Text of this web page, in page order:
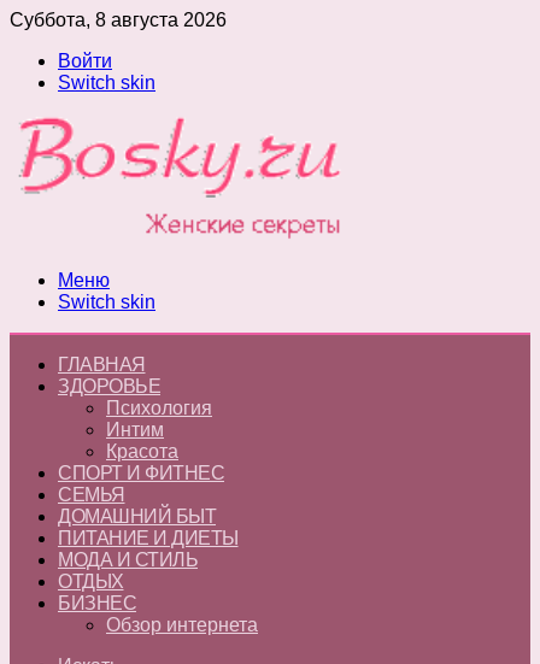
Суббота, 8 августа 2026
Войти
Switch skin
Меню
Switch skin
ГЛАВНАЯ
ЗДОРОВЬЕ
Психология
Интим
Красота
СПОРТ И ФИТНЕС
СЕМЬЯ
ДОМАШНИЙ БЫТ
ПИТАНИЕ И ДИЕТЫ
МОДА И СТИЛЬ
ОТДЫХ
БИЗНЕС
Обзор интернета